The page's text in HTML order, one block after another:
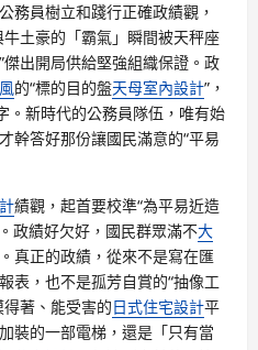
務員樹立和踐行正確政績觀，
土豪的「霸氣」瞬間被天秤座
出開局供給堅強組織保證。政
的“標的目的盤天母室內設計”，
。新時代的公務員隊伍，唯有始
幹答好那份讓國民滿意的“平易
績觀，起首要校準“為平易近造
政績好欠好，國民群眾滿不大
真正的政績，從來不是寫在匯
表，也不是孤芳自賞的“抽像工
著、能受害的日式住宅設計平
裝的一部電梯，還是「只有當